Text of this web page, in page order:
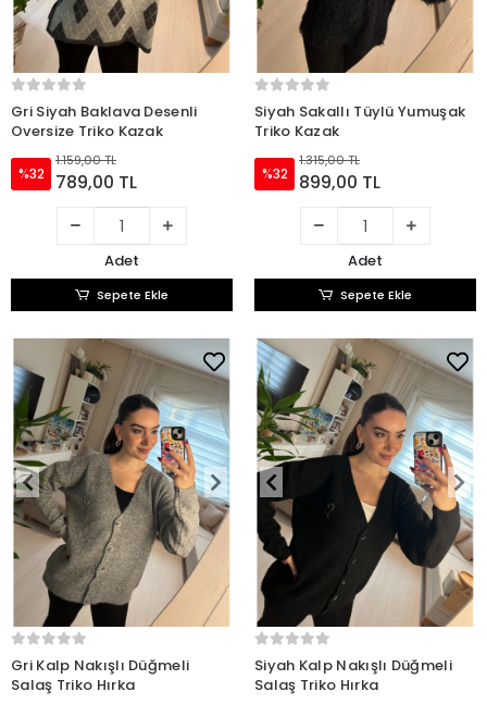
Gri Siyah Baklava Desenli
Oversize Triko Kazak
%32
1.159,00 TL
789,00 TL
Adet
Sepete Ekle
Siyah Sakallı Tüylü Yumuşak
Triko Kazak
%32
1.315,00 TL
899,00 TL
Adet
Sepete Ekle
Gri Kalp Nakışlı Düğmeli
Salaş Triko Hırka
Siyah Kalp Nakışlı Düğmeli
Salaş Triko Hırka